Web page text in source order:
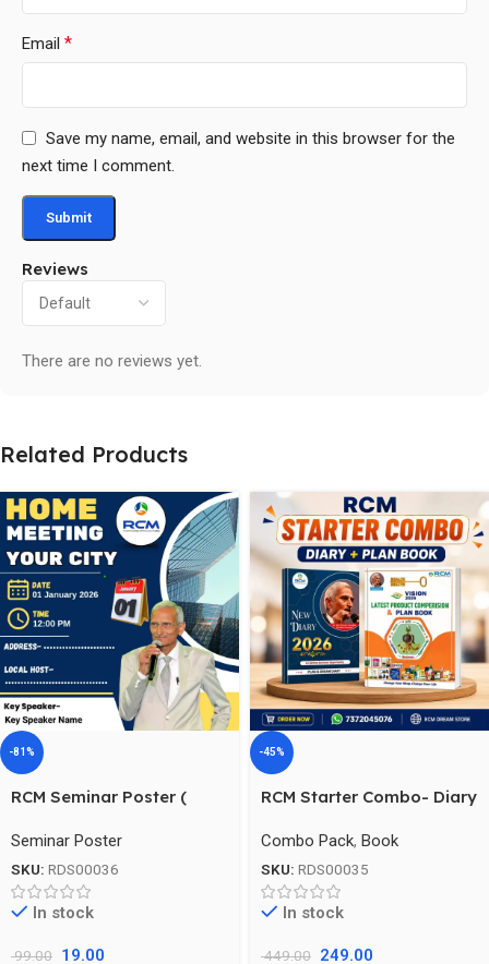
Reviews
There are no reviews yet.
Email *
Save my name, email, and website in this browser for the
next time I comment.
Related Products
-81%
RCM Seminar Poster (
Black ) RSP-5
Seminar Poster
SKU: RDS00036
In stock
99.00 19.00
-45%
RCM Starter Combo- Diary
Combo Pack, Book
SKU: RDS00035
In stock
449.00 249.00